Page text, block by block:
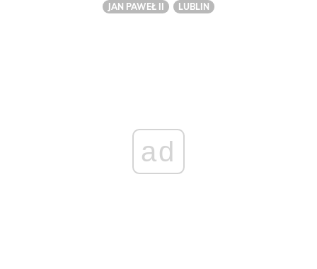
JAN PAWEŁ II
LUBLIN
ad